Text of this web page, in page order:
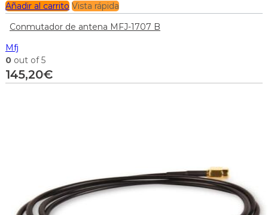
Añadir al carrito Vista rápida
Conmutador de antena MFJ-1707 B
Mfj
0 out of 5
145,20€